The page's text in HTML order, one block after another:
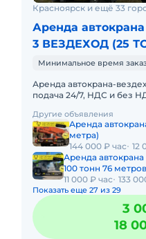
Красноярск и ещё 33
Аренда
3 ВЕЗДЕХОД (25
Минимальное время
Аренда автокрана-
подача 24/7, НДС и без
ИВАНОВЕЦ 25 ТОНН, СТРЕ
Другие объявления
Аренда
метра)
144 000 ₽ час
12
Аренда автокрана
100 тонн 76
11 000 ₽ час 133
Показать еще 27 из 29
3
18